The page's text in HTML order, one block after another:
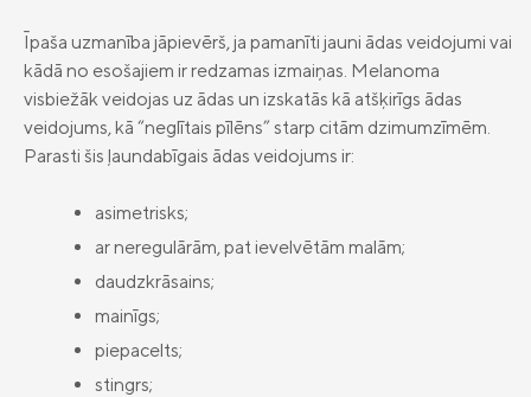
Apdrošināšanas izplatītāji
Vieglā valoda
Kontakti
Karjera
Īpaša uzmanība jāpievērš, ja pamanīti jauni ādas veidojumi vai
kādā no esošajiem ir redzamas izmaiņas. Melanoma
visbiežāk veidojas uz ādas un izskatās kā atšķirīgs ādas
veidojums, kā “neglītais pīlēns” starp citām dzimumzīmēm.
Parasti šis ļaundabīgais ādas veidojums ir:
asimetrisks;
ar neregulārām, pat ievelvētām malām;
daudzkrāsains;
mainīgs;
piepacelts;
stingrs;